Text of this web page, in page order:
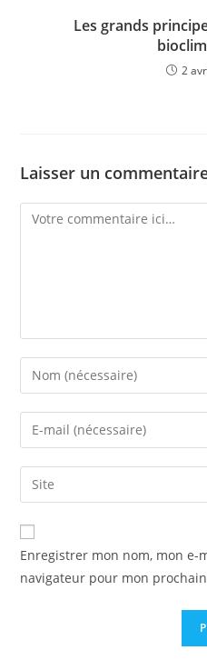
Les grands
2
Laisser un
Comment
Enter
your
name
comment
Enter
your
email
address
comment
Saisir
l’URL
de
votre
(facultatif)
Enregistrer mon nom, mon e-
navigateur pour mon